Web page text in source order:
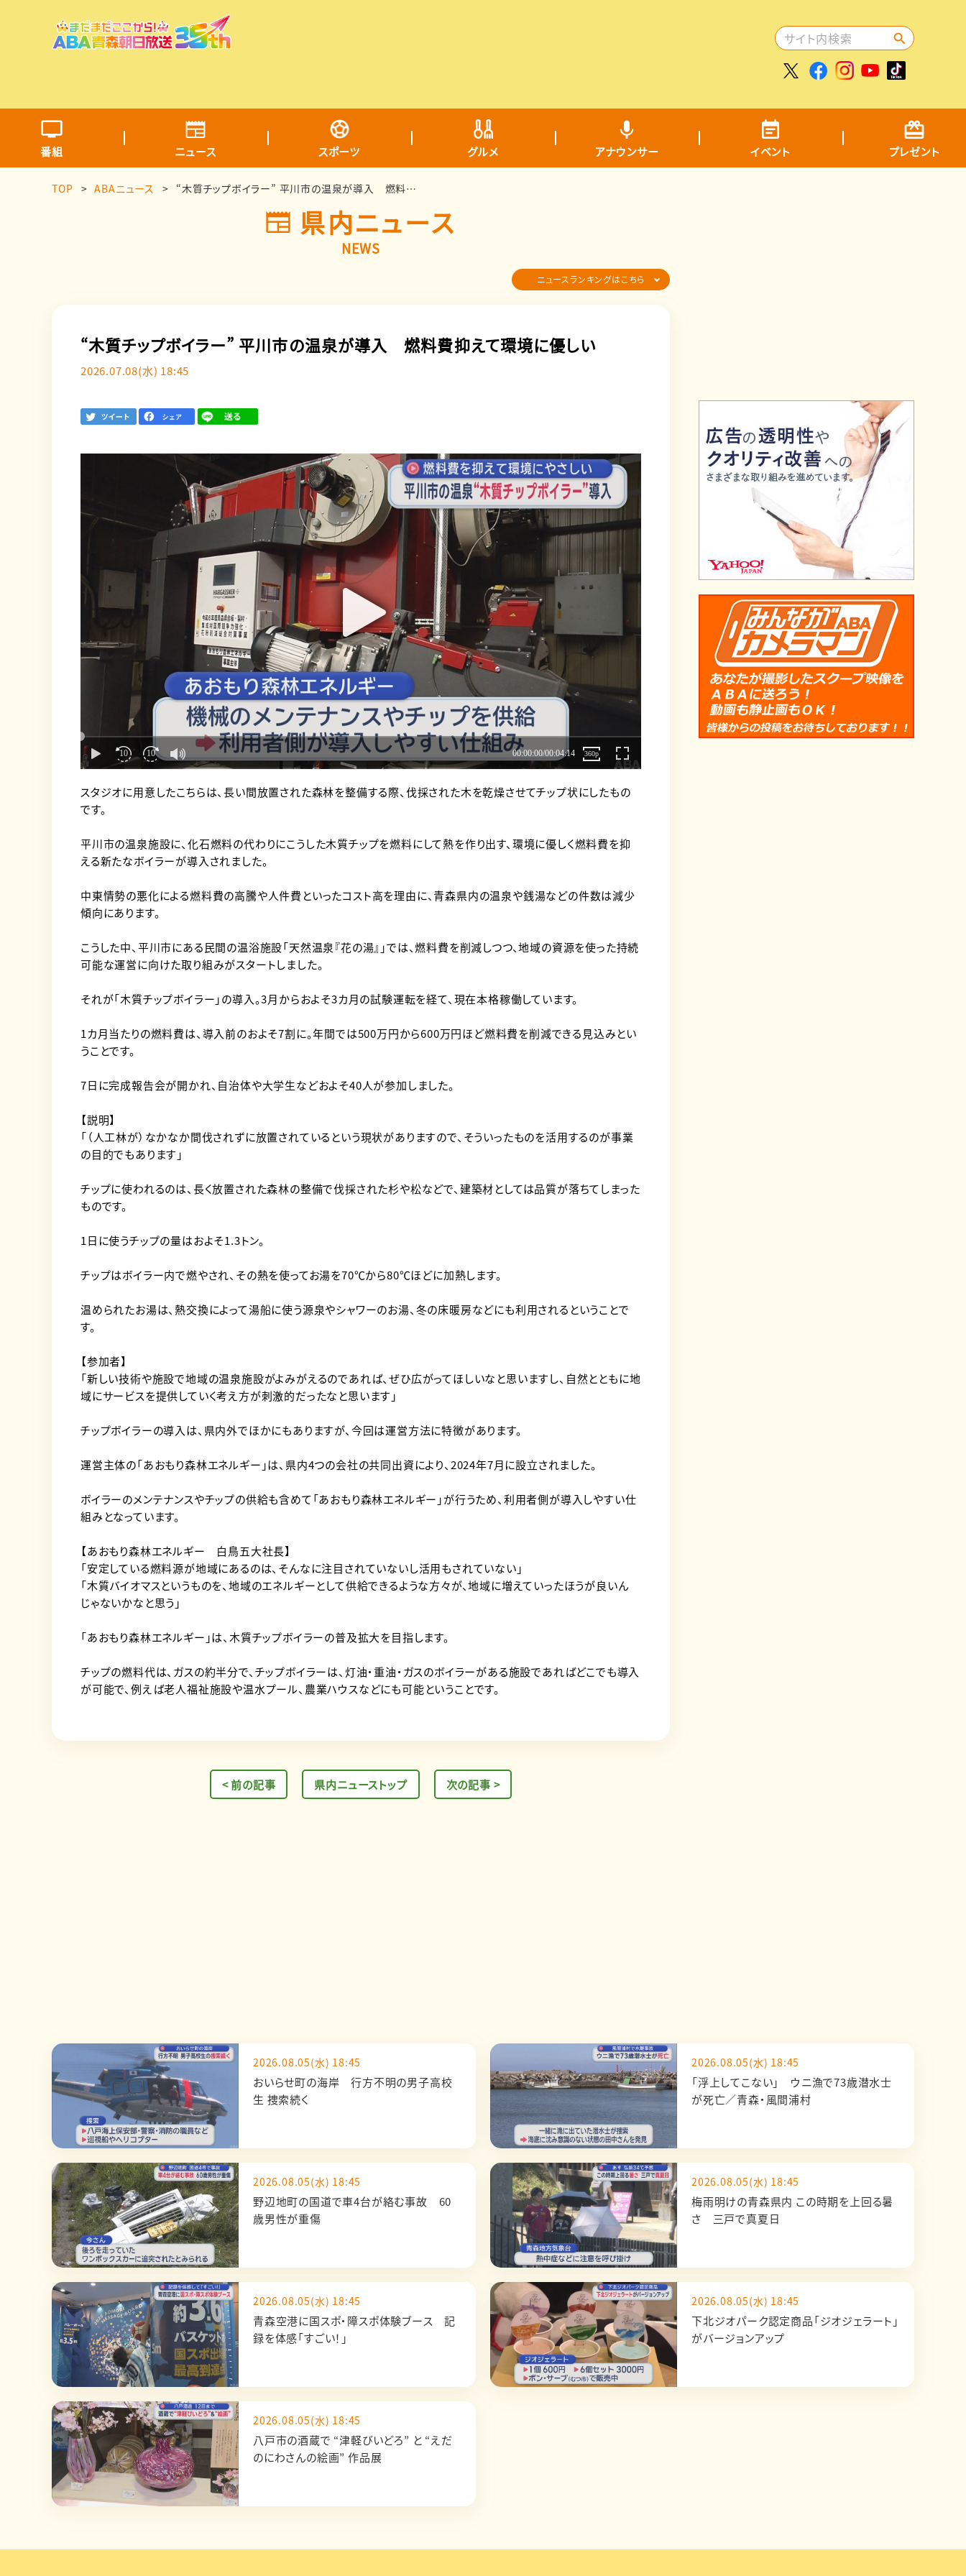
番組 ニュース スポーツ グルメ アナウンサー イベント プレゼント
TOP ABAニュース “木質チップボイラー” 平川市の温泉が導入 燃料費抑えて環境に優しい
県内ニュース
NEWS
ニュースランキングはこちら
“木質チップボイラー” 平川市の温泉が導入 燃料費抑えて環境に優しい
2026.07.08(水) 18:45
スタジオに用意したこちらは、長い間放置された森林を整備する際、伐採された木を乾燥させてチップ状にしたもの
です。
平川市の温泉施設に、化石燃料の代わりにこうした木質チップを燃料にして熱を作り出す、環境に優しく燃料費を抑
える新たなボイラーが導入されました。
中東情勢の悪化による燃料費の高騰や人件費といったコスト高を理由に、青森県内の温泉や銭湯などの件数は減少
傾向にあります。
こうした中、平川市にある民間の温浴施設「天然温泉『花の湯』」では、燃料費を削減しつつ、地域の資源を使った持続
可能な運営に向けた取り組みがスタートしました。
それが「木質チップボイラー」の導入。3月からおよそ3カ月の試験運転を経て、現在本格稼働しています。
1カ月当たりの燃料費は、導入前のおよそ7割に。年間では500万円から600万円ほど燃料費を削減できる見込みとい
うことです。
7日に完成報告会が開かれ、自治体や大学生などおよそ40人が参加しました。
【説明】
「（人工林が）なかなか間伐されずに放置されているという現状がありますので、そういったものを活用するのが事業
の目的でもあります」
チップに使われるのは、長く放置された森林の整備で伐採された杉や松などで、建築材としては品質が落ちてしまった
ものです。
1日に使うチップの量はおよそ1.3トン。
チップはボイラー内で燃やされ、その熱を使ってお湯を70℃から80℃ほどに加熱します。
温められたお湯は、熱交換によって湯船に使う源泉やシャワーのお湯、冬の床暖房などにも利用されるということで
す。
【参加者】
「新しい技術や施設で地域の温泉施設がよみがえるのであれば、ぜひ広がってほしいなと思いますし、自然とともに地
域にサービスを提供していく考え方が刺激的だったなと思います」
チップボイラーの導入は、県内外でほかにもありますが、今回は運営方法に特徴があります。
運営主体の「あおもり森林エネルギー」は、県内4つの会社の共同出資により、2024年7月に設立されました。
ボイラーのメンテナンスやチップの供給も含めて「あおもり森林エネルギー」が行うため、利用者側が導入しやすい仕
組みとなっています。
【あおもり森林エネルギー 白鳥五大社長】
「安定している燃料源が地域にあるのは、そんなに注目されていないし活用もされていない」
「木質バイオマスというものを、地域のエネルギーとして供給できるような方々が、地域に増えていったほうが良いん
じゃないかなと思う」
「あおもり森林エネルギー」は、木質チップボイラーの普及拡大を目指します。
チップの燃料代は、ガスの約半分で、チップボイラーは、灯油・重油・ガスのボイラーがある施設であればどこでも導入
が可能で、例えば老人福祉施設や温水プール、農業ハウスなどにも可能ということです。
< 前の記事 県内ニューストップ 次の記事 >
2026.08.05(水) 18:45
おいらせ町の海岸 行方不明の男子高校
生 捜索続く
2026.08.05(水) 18:45
「浮上してこない」 ウニ漁で73歳潜水士
が死亡／青森・風間浦村
2026.08.05(水) 18:45
野辺地町の国道で車4台が絡む事故 60
歳男性が重傷
2026.08.05(水) 18:45
梅雨明けの青森県内 この時期を上回る暑
さ 三戸で真夏日
2026.08.05(水) 18:45
青森空港に国スポ・障スポ体験ブース 記
録を体感「すごい！」
2026.08.05(水) 18:45
下北ジオパーク認定商品「ジオジェラート」
がバージョンアップ
2026.08.05(水) 18:45
八戸市の酒蔵で “津軽びいどろ” と “えだ
のにわさんの絵画” 作品展